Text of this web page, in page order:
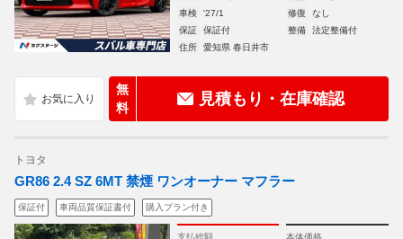
車検
'27/1 修復
なし
保証
保証付 整備
法定整備付
住所
愛知県 春日井市
無
料
見積もり・在庫確認
トヨタ
GR86 2.4 SZ 6MT 禁煙 ワンオーナー マフラー
保証付 車両品質保証書付 購入プラン付き
支払総額 本体価格